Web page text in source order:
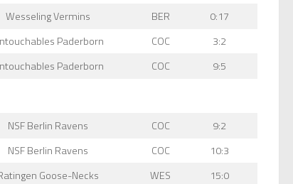
Wesseling Vermins BER
0:17
Paderborn COC
3:2
Paderborn COC
9:5
NSF Berlin Ravens COC
9:2
NSF Berlin Ravens COC
10:3
Goose-Necks WES
15:0